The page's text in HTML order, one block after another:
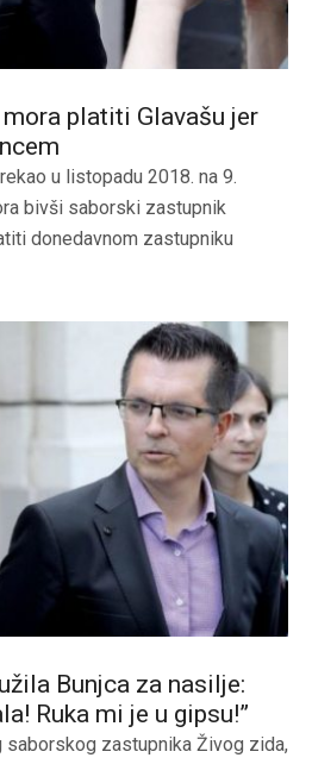
mora platiti Glavašu jer
u listopadu 2018. na 9.
bivši saborski zastupnik
donedavnom zastupniku
Bunjca za nasilje:
Ruka mi je u gipsu!”
saborskog zastupnika Živog zida,